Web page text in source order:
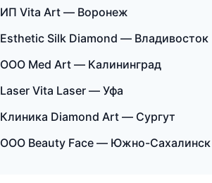
ИП Vita Art — Воронеж
Esthetic Silk Diamond — Владивосток
ООО Med Art — Калининград
Laser Vita Laser — Уфа
Клиника Diamond Art — Сургут
ООО Beauty Face — Южно-Сахалинск